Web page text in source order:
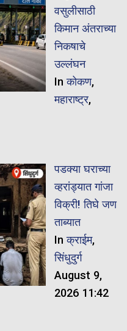
वसुलीसाठी
किमान अंतराच्या
निकषाचे
उल्लंघन
Inकोकण,
महाराष्ट्र,
पडक्या घराच्या
व्हरांड्यात गांजा
विक्री! तिघे जण
ताब्यात
Inक्राईम,
सिंधुदुर्ग
August 9,
2026 11:42